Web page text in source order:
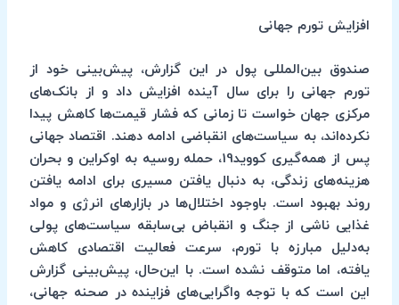
افزایش تورم جهانی
صندوق بین‌المللی پول در این گزارش، پیش‌بینی خود از
تورم جهانی را برای سال آینده افزایش داد و از بانک‌های
مرکزی جهان خواست تا زمانی که فشار قیمت‌ها کاهش پیدا
نکرده‌اند، به سیاست‌های انقباضی ادامه دهند. اقتصاد جهانی
پس از همه‌گیری کووید19، حمله روسیه به اوکراین و بحران
هزینه‌های زندگی، به دنبال یافتن مسیری برای ادامه یافتن
روند بهبود است. باوجود اختلال‌ها در بازارهای انرژی و مواد
غذایی ناشی از جنگ و انقباض بی‌سابقه سیاست‌های پولی
به‌دلیل مبارزه با تورم، سرعت فعالیت اقتصادی کاهش
یافته، اما متوقف نشده است. با این‌حال، پیش‌بینی گزارش
این است که با توجه واگرایی‌های فزاینده در صحنه جهانی،